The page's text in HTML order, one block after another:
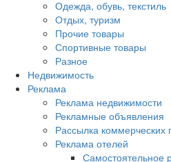
Одежда, обувь, текстиль
Отдых, туризм
Прочие товары
Спортивные товары
Разное
Недвижимость
Реклама
Реклама недвижимости
Рекламные объявления
Рассылка коммерческих
Реклама отелей
Самостоятельное